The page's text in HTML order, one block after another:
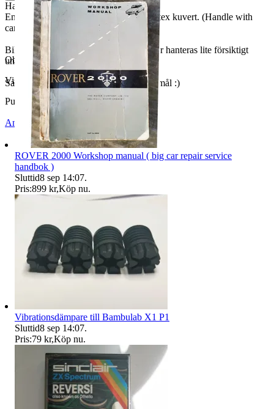
Hanteras varsamt oanvända enligt bild.
En rulle med 250 st etiketter att sätta på tex kuvert. (Handle with
care FRAGILE thank you).
Billigt sätt att höja chanserna för att saker hanteras lite försiktigt
under transporter :)
Samfraktar givetvis efter vikt och önskemål :)
Objektnr
733 971 617
Visningar 64
Publicerad
30 maj 13:41
Anmäl Sälj liknande
ROVER 2000 Workshop manual ( big car repair service
handbok )
Sluttid8 sep 14:07.
Pris:899 kr,Köp nu.
Vibrationsdämpare till Bambulab X1 P1
Sluttid8 sep 14:07.
Pris:79 kr,Köp nu.